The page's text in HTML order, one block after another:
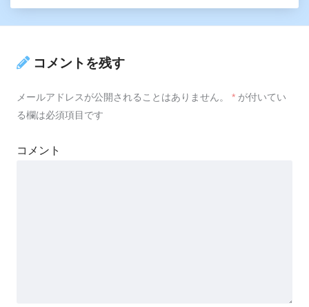
コメントを残す
メールアドレスが公開されることはありません。 * が付いてい
る欄は必須項目です
コメント